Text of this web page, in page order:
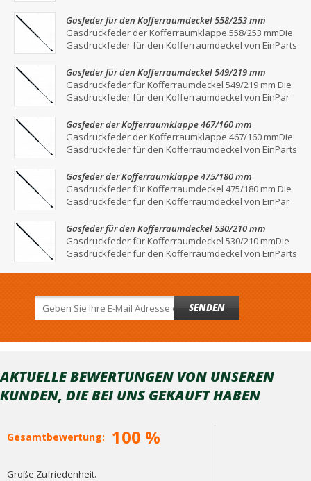
Gasfeder für den Kofferraumdeckel 558/253 mm
Gasdruckfeder der Kofferraumklappe 558/253 mmDie
Gasdruckfeder für den Kofferraumdeckel von EinParts
Gasfeder für den Kofferraumdeckel 549/219 mm
Gasdruckfeder für Kofferraumdeckel 549/219 mm Die
Gasdruckfeder für den Kofferraumdeckel von EinPar
Gasfeder der Kofferraumklappe 467/160 mm
Gasdruckfeder der Kofferraumklappe 467/160 mmDie
Gasdruckfeder für den Kofferraumdeckel von EinParts
Gasfeder der Kofferraumklappe 475/180 mm
Gasdruckfeder für Kofferraumdeckel 475/180 mm Die
Gasdruckfeder für den Kofferraumdeckel von EinPar
Gasfeder für den Kofferraumdeckel 530/210 mm
Gasdruckfeder für Kofferraumdeckel 530/210 mmDie
Gasdruckfeder für den Kofferraumdeckel von EinParts
SENDEN
AKTUELLE BEWERTUNGEN VON UNSEREN
KUNDEN, DIE BEI ​​UNS GEKAUFT HABEN
Gesamtbewertung: 100 %
Große Zufriedenheit.